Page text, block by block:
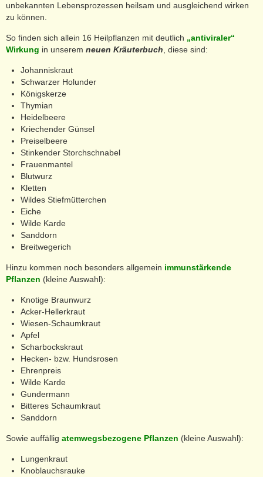
unbekannten Lebensprozessen heilsam und ausgleichend wirken
zu können.
So finden sich allein 16 Heilpflanzen mit deutlich „antiviraler“
Wirkung in unserem neuen Kräuterbuch , diese sind:
Johanniskraut
Schwarzer Holunder
Königskerze
Thymian
Heidelbeere
Kriechender Günsel
Preiselbeere
Stinkender Storchschnabel
Frauenmantel
Blutwurz
Kletten
Wildes Stiefmütterchen
Eiche
Wilde Karde
Sanddorn
Breitwegerich
Hinzu kommen noch besonders allgemein immunstärkende
Pflanzen (kleine Auswahl):
Knotige Braunwurz
Acker-Hellerkraut
Wiesen-Schaumkraut
Apfel
Scharbockskraut
Hecken- bzw. Hundsrosen
Ehrenpreis
Wilde Karde
Gundermann
Bitteres Schaumkraut
Sanddorn
Sowie auffällig atemwegsbezogene Pflanzen (kleine Auswahl):
Lungenkraut
Knoblauchsrauke